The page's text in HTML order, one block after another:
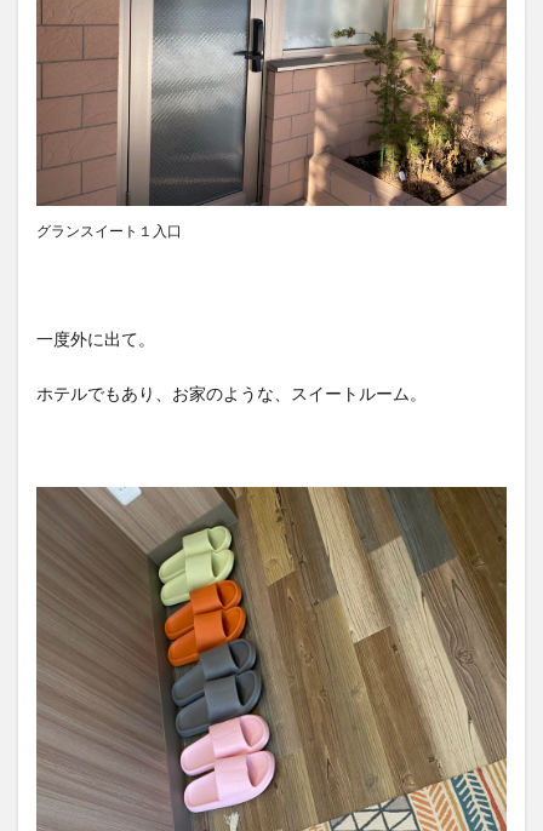
グランスイート１入口
一度外に出て。
ホテルでもあり、お家のような、スイートルーム。